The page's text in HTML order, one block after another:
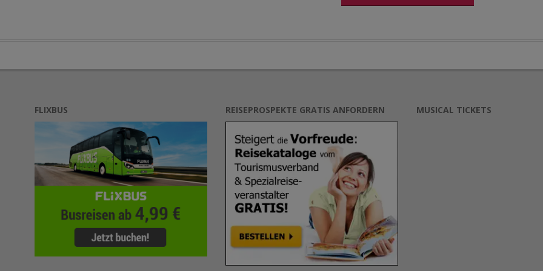
FLIXBUS REISEPROSPEKTE GRATIS ANFORDERN MUSICAL TICKETS